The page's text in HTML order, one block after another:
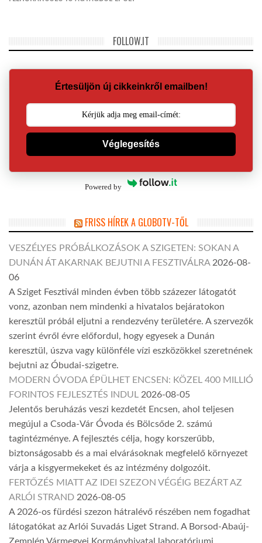
FOLLOW.IT
Értesüljön új cikkeinkről emailben!
Véglegesítés
Powered by
FRISS HÍREK A GLOBOTV-TŐL
VESZÉLYES PRÓBÁLKOZÁSOK A SZIGETEN: SOKAN A
DUNÁN ÁT AKARNAK BEJUTNI A FESZTIVÁLRA 2026-08-
06
A Sziget Fesztivál minden évben több százezer látogatót
vonz, azonban nem mindenki a hivatalos bejáratokon
keresztül próbál eljutni a rendezvény területére. A szervezők
szerint évről évre előfordul, hogy egyesek a Dunán
keresztül, úszva vagy különféle vízi eszközökkel szeretnének
bejutni az Óbudai-szigetre.
MODERN ÓVODA ÉPÜLHET ENCSEN: KÖZEL 400 MILLIÓ
FORINTOS FEJLESZTÉS INDUL 2026-08-05
Jelentős beruházás veszi kezdetét Encsen, ahol teljesen
megújul a Csoda-Vár Óvoda és Bölcsőde 2. számú
tagintézménye. A fejlesztés célja, hogy korszerűbb,
biztonságosabb és a mai elvárásoknak megfelelő környezet
várja a kisgyermekeket és az intézmény dolgozóit.
FERTŐZÉS MIATT AZ IDEI SZEZON VÉGÉIG BEZÁRT AZ
ARLÓI STRAND 2026-08-05
A 2026-os fürdési szezon hátralévő részében nem fogadhat
látogatókat az Arlói Suvadás Liget Strand. A Borsod-Abaúj-
Zemplén Vármegyei Kormányhivatal laboratóriumi